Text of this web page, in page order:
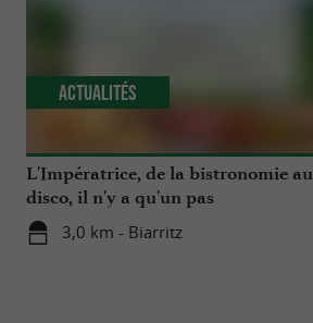
L'Impératrice, de la bistronomie au
disco, il n'y a qu'un pas
3,0 km - Biarritz
Actualités